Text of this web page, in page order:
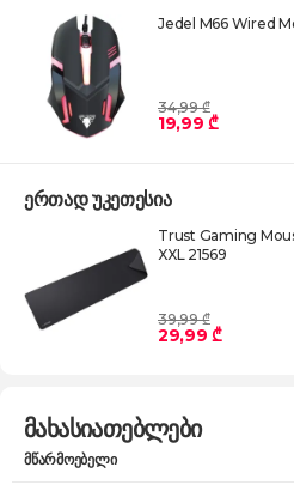
Jedel M66 Wired
34,99 ₾
19,99 ₾
ერთად უკეთესია
Trust Gaming
XXL 21569
39,99 ₾
29,99 ₾
მახასიათებლები
მწარმოებელი